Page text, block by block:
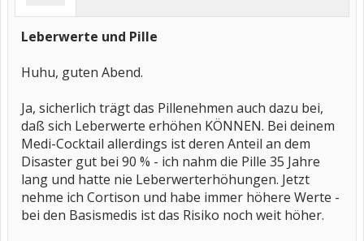
Leberwerte und Pille
Huhu, guten Abend.
Ja, sicherlich trägt das Pillenehmen auch dazu bei,
daß sich Leberwerte erhöhen KÖNNEN. Bei deinem
Medi-Cocktail allerdings ist deren Anteil an dem
Disaster gut bei 90 % - ich nahm die Pille 35 Jahre
lang und hatte nie Leberwerterhöhungen. Jetzt
nehme ich Cortison und habe immer höhere Werte -
bei den Basismedis ist das Risiko noch weit höher.